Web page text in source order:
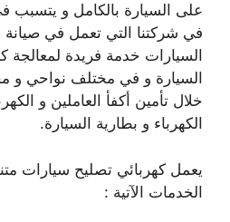
على السيارة بالكامل و يتسبب
في شركتنا التي تعمل في
السيارات خدمة فريدة لمعالجة
السيارة و في مختلف نواحي و
خلال تأمين أكفأ العاملين و
الكهرباء و بطارية السيارة.
يعمل كهربائي تصليح سيارات
الخدمات الآتية :